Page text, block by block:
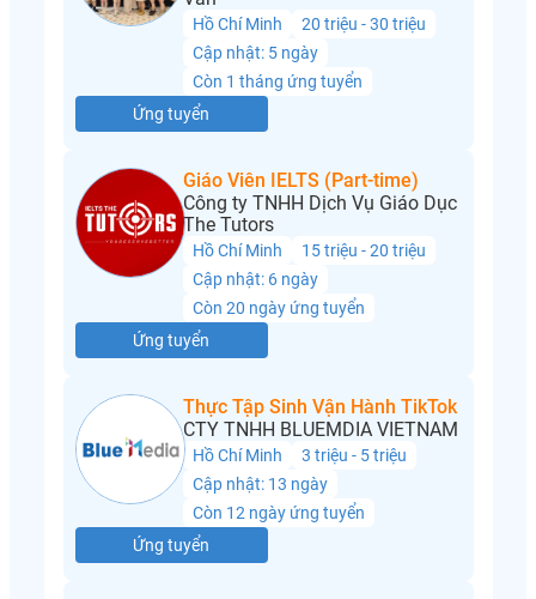
Hồ Chí Minh
20 triệu - 30 triệu
Cập nhật: 5 ngày
Còn 1 tháng ứng tuyển
Ứng tuyển
Giáo Viên IELTS (Part-time)
Công ty TNHH Dịch Vụ Giáo Dục
The Tutors
Hồ Chí Minh
15 triệu - 20 triệu
Cập nhật: 6 ngày
Còn 20 ngày ứng tuyển
Ứng tuyển
Thực Tập Sinh Vận Hành TikTok
CTY TNHH BLUEMDIA VIETNAM
Hồ Chí Minh
3 triệu - 5 triệu
Cập nhật: 13 ngày
Còn 12 ngày ứng tuyển
Ứng tuyển